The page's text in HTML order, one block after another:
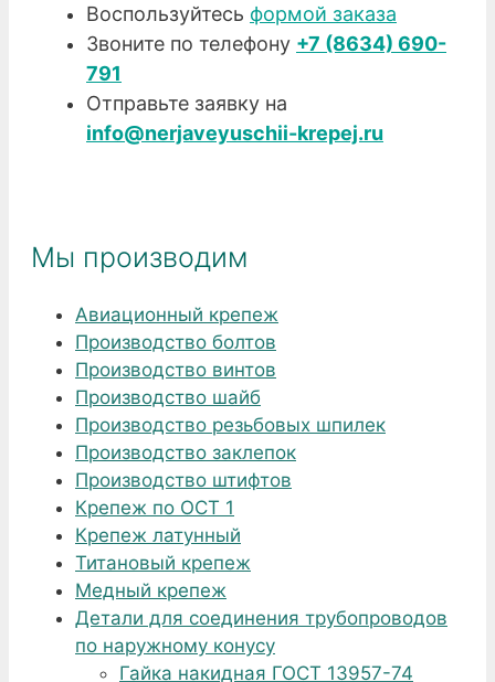
Воспользуйтесь формой заказа
Звоните по телефону +7 (8634) 690-
791
Отправьте заявку на
info@nerjaveyuschii-krepej.ru
Мы производим
Авиационный крепеж
Производство болтов
Производство винтов
Производство шайб
Производство резьбовых шпилек
Производство заклепок
Производство штифтов
Крепеж по ОСТ 1
Крепеж латунный
Титановый крепеж
Медный крепеж
Детали для соединения трубопроводов
по наружному конусу
Гайка накидная ГОСТ 13957-74